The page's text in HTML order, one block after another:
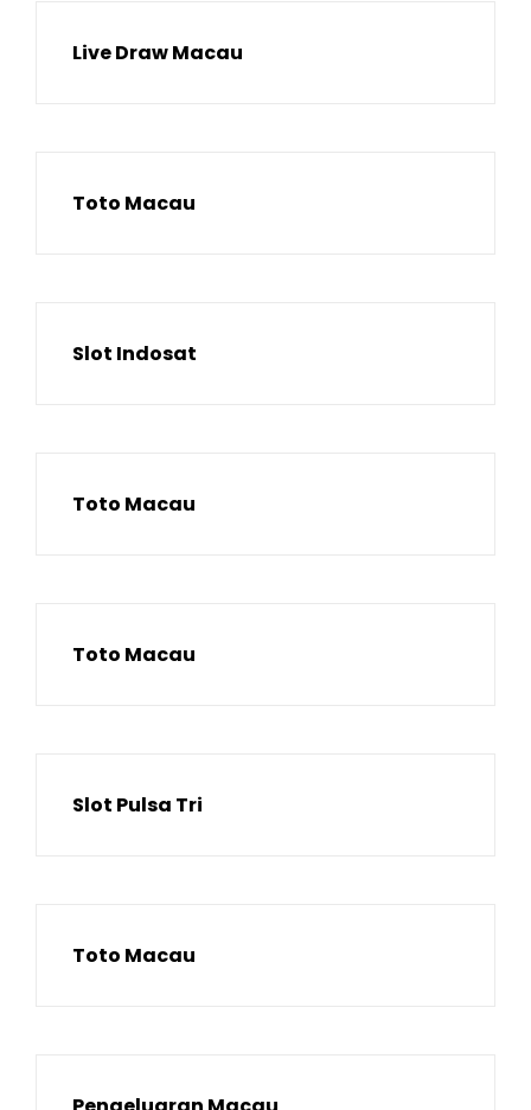
Live Draw Macau
Toto Macau
Slot Indosat
Toto Macau
Toto Macau
Slot Pulsa Tri
Toto Macau